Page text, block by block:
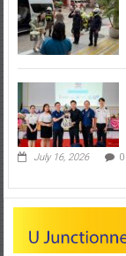
July 16, 2026 0